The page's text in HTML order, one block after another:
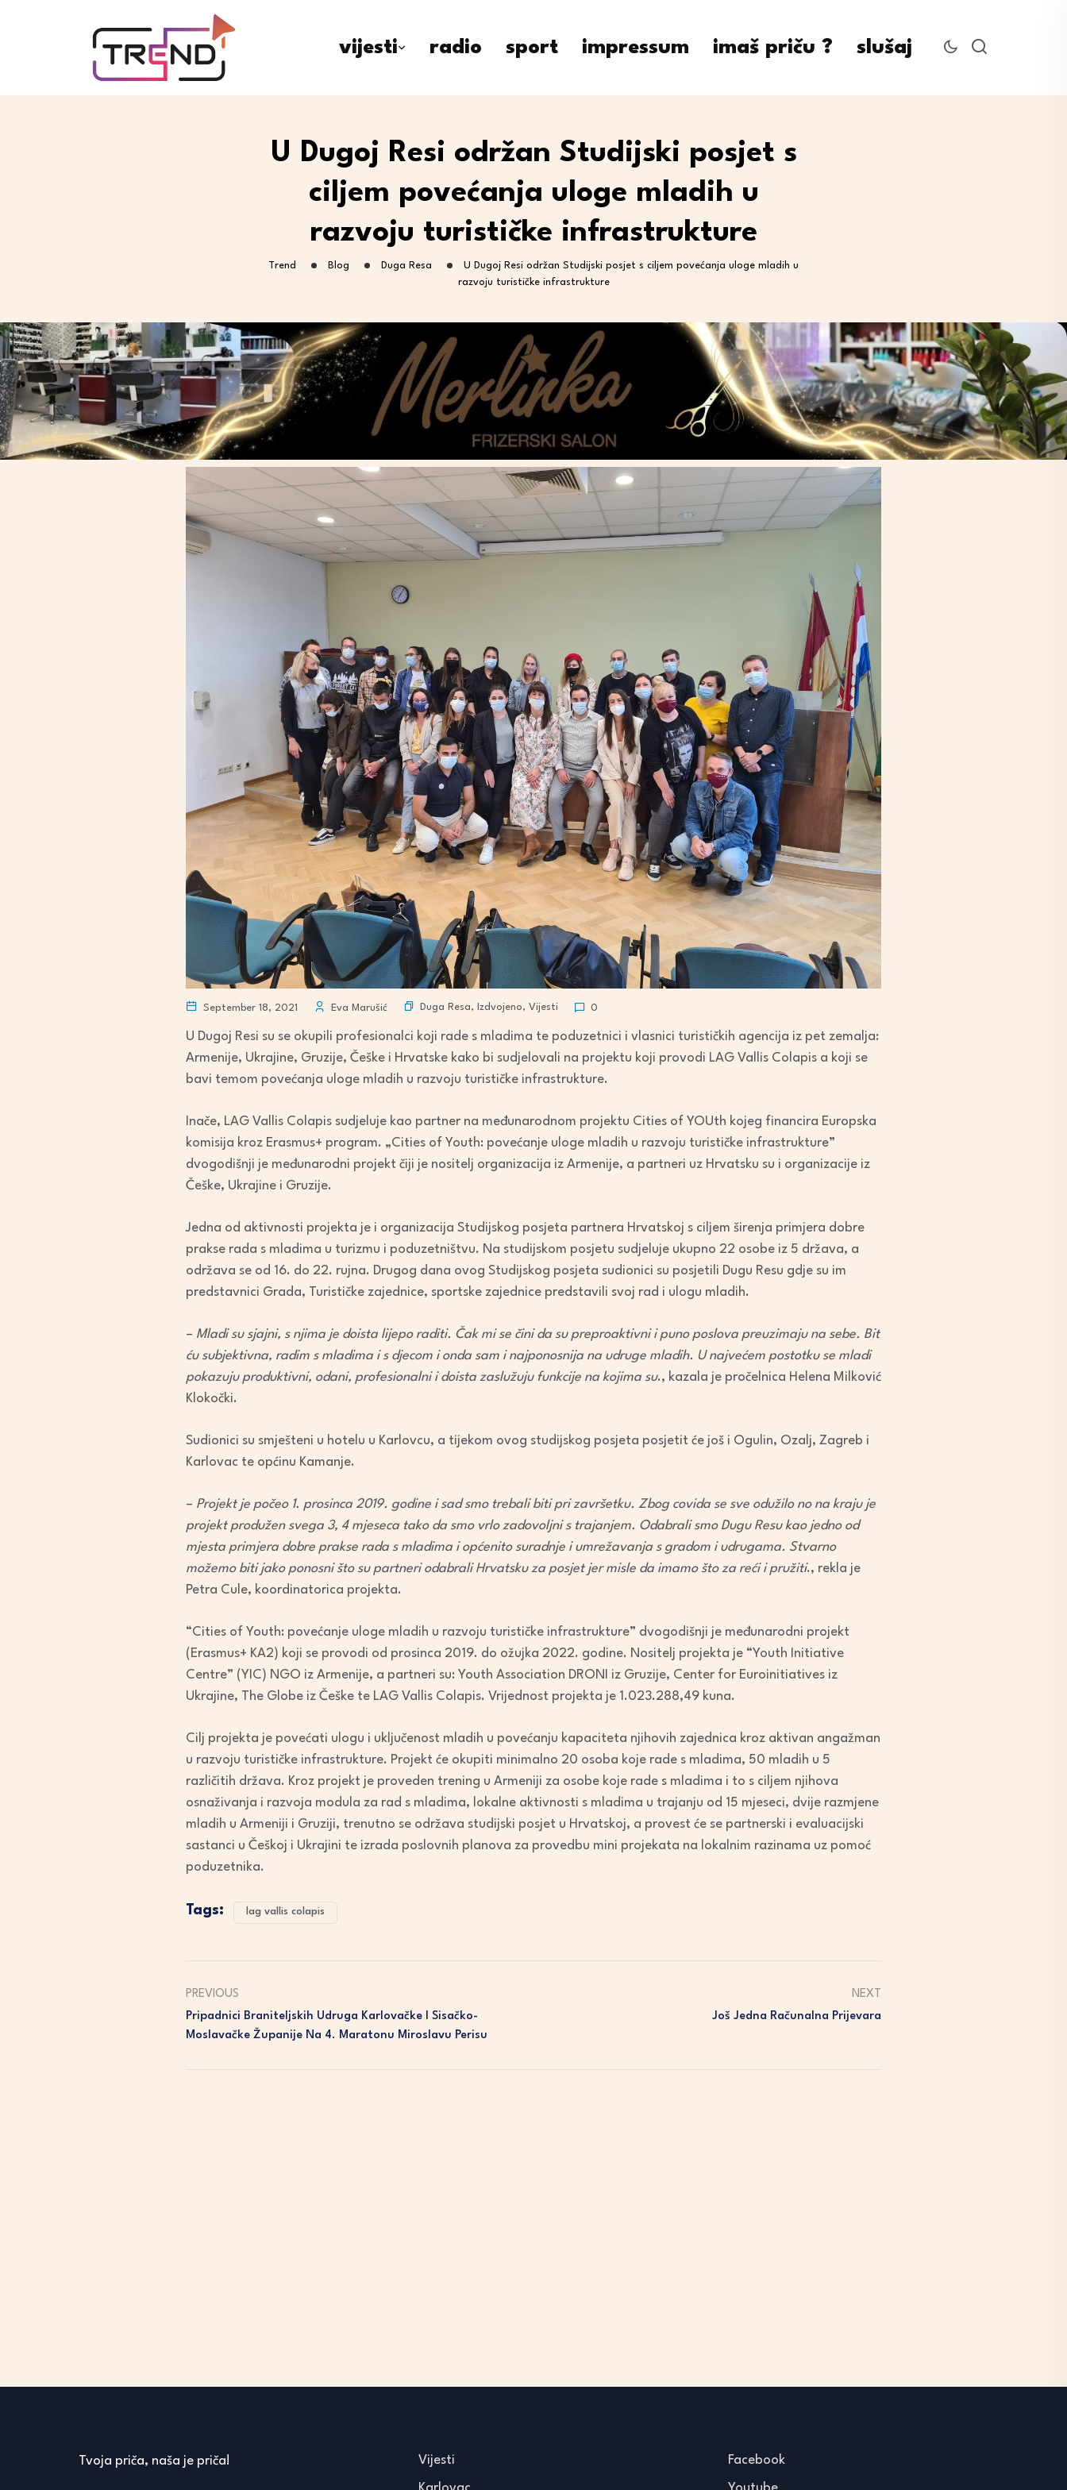
vijesti radio sport impressum imaš priču ? slušaj
U Dugoj Resi održan Studijski posjet s
ciljem povećanja uloge mladih u
razvoju turističke infrastrukture
Trend Blog Duga Resa
U Dugoj Resi održan Studijski posjet s ciljem povećanja uloge mladih u
razvoju turističke infrastrukture
September 18, 2021 Eva Marušić Duga Resa, Izdvojeno, Vijesti 0
U Dugoj Resi su se okupili profesionalci koji rade s mladima te poduzetnici i vlasnici turističkih agencija iz pet zemalja:
Armenije, Ukrajine, Gruzije, Češke i Hrvatske kako bi sudjelovali na projektu koji provodi LAG Vallis Colapis a koji se
bavi temom povećanja uloge mladih u razvoju turističke infrastrukture.
Inače, LAG Vallis Colapis sudjeluje kao partner na međunarodnom projektu Cities of YOUth kojeg financira Europska
komisija kroz Erasmus+ program. „Cities of Youth: povećanje uloge mladih u razvoju turističke infrastrukture”
dvogodišnji je međunarodni projekt čiji je nositelj organizacija iz Armenije, a partneri uz Hrvatsku su i organizacije iz
Češke, Ukrajine i Gruzije.
Jedna od aktivnosti projekta je i organizacija Studijskog posjeta partnera Hrvatskoj s ciljem širenja primjera dobre
prakse rada s mladima u turizmu i poduzetništvu. Na studijskom posjetu sudjeluje ukupno 22 osobe iz 5 država, a
održava se od 16. do 22. rujna. Drugog dana ovog Studijskog posjeta sudionici su posjetili Dugu Resu gdje su im
predstavnici Grada, Turističke zajednice, sportske zajednice predstavili svoj rad i ulogu mladih.
– Mladi su sjajni, s njima je doista lijepo raditi. Čak mi se čini da su preproaktivni i puno poslova preuzimaju na sebe. Bit
ću subjektivna, radim s mladima i s djecom i onda sam i najponosnija na udruge mladih. U najvećem postotku se mladi
pokazuju produktivni, odani, profesionalni i doista zaslužuju funkcije na kojima su., kazala je pročelnica Helena Milković
Klokočki.
Sudionici su smješteni u hotelu u Karlovcu, a tijekom ovog studijskog posjeta posjetit će još i Ogulin, Ozalj, Zagreb i
Karlovac te općinu Kamanje.
– Projekt je počeo 1. prosinca 2019. godine i sad smo trebali biti pri završetku. Zbog covida se sve odužilo no na kraju je
projekt produžen svega 3, 4 mjeseca tako da smo vrlo zadovoljni s trajanjem. Odabrali smo Dugu Resu kao jedno od
mjesta primjera dobre prakse rada s mladima i općenito suradnje i umrežavanja s gradom i udrugama. Stvarno
možemo biti jako ponosni što su partneri odabrali Hrvatsku za posjet jer misle da imamo što za reći i pružiti., rekla je
Petra Cule, koordinatorica projekta.
“Cities of Youth: povećanje uloge mladih u razvoju turističke infrastrukture” dvogodišnji je međunarodni projekt
(Erasmus+ KA2) koji se provodi od prosinca 2019. do ožujka 2022. godine. Nositelj projekta je “Youth Initiative
Centre” (YIC) NGO iz Armenije, a partneri su: Youth Association DRONI iz Gruzije, Center for Euroinitiatives iz
Ukrajine, The Globe iz Češke te LAG Vallis Colapis. Vrijednost projekta je 1.023.288,49 kuna.
Cilj projekta je povećati ulogu i uključenost mladih u povećanju kapaciteta njihovih zajednica kroz aktivan angažman
u razvoju turističke infrastrukture. Projekt će okupiti minimalno 20 osoba koje rade s mladima, 50 mladih u 5
različitih država. Kroz projekt je proveden trening u Armeniji za osobe koje rade s mladima i to s ciljem njihova
osnaživanja i razvoja modula za rad s mladima, lokalne aktivnosti s mladima u trajanju od 15 mjeseci, dvije razmjene
mladih u Armeniji i Gruziji, trenutno se održava studijski posjet u Hrvatskoj, a provest će se partnerski i evaluacijski
sastanci u Češkoj i Ukrajini te izrada poslovnih planova za provedbu mini projekata na lokalnim razinama uz pomoć
poduzetnika.
Tags: lag vallis colapis
PREVIOUS
Pripadnici Braniteljskih Udruga Karlovačke I Sisačko-
Moslavačke Županije Na 4. Maratonu Miroslavu Perisu
NEXT
Još Jedna Računalna Prijevara
Tvoja priča, naša je priča! Vijesti Facebook